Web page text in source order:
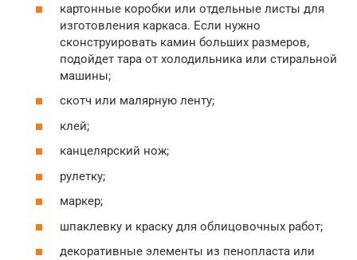
картонные коробки или отдельные листы для
изготовления каркаса. Если нужно
сконструировать камин больших размеров,
подойдет тара от холодильника или стиральной
машины;
скотч или малярную ленту;
клей;
канцелярский нож;
рулетку;
маркер;
шпаклевку и краску для облицовочных работ;
декоративные элементы из пенопласта или